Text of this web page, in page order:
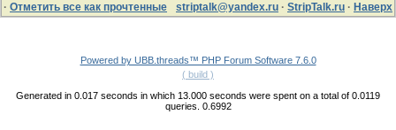
· Отметить все как прочтенные striptalk@yandex.ru · StripTalk.ru · Наверх
Powered by UBB.threads™ PHP Forum Software 7.6.0
( build )
Generated in 0.017 seconds in which 13.000 seconds were spent on a total of 0.0119
queries. 0.6992